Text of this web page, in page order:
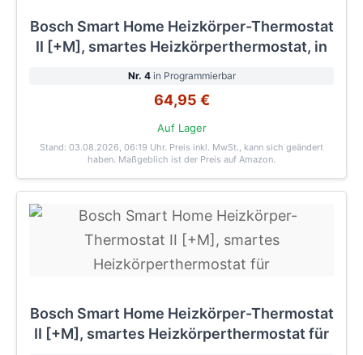
Bosch Smart Home Heizkörper-Thermostat
II [+M], smartes Heizkörperthermostat, in
Nr. 4in Programmierbar
64,95 €
Auf Lager
Stand: 03.08.2026, 06:19 Uhr. Preis inkl. MwSt., kann sich geändert
haben. Maßgeblich ist der Preis auf Amazon.
Bosch Smart Home Heizkörper-Thermostat
II [+M], smartes Heizkörperthermostat für